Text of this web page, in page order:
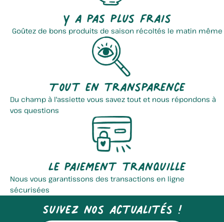
Y a pas plus frais
Goûtez de bons produits de saison récoltés le matin même
Tout en transparence
Du champ à l'assiette vous savez tout et nous répondons à
vos questions
Le paiement tranquille
Nous vous garantissons des transactions en ligne
sécurisées
Suivez nos actualités !